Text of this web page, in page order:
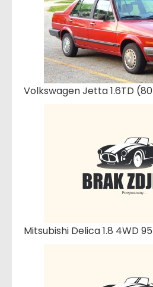
Volkswagen Jetta 1.6TD
Mitsubishi Delica 1.8 4WD